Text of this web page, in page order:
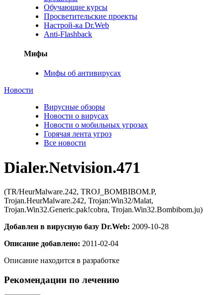
Обучающие курсы
Просветительские проекты
Настрой-ка Dr.Web
Anti-Flashback
Мифы
Мифы об антивирусах
Новости
Вирусные обзоры
Новости о вирусах
Новости о мобильных угрозах
Горячая лента угроз
Все новости
Dialer.Netvision.471
(TR/HeurMalware.242, TROJ_BOMBIBOM.P,
Trojan.HeurMalware.242, Trojan:Win32/Malat,
Trojan.Win32.Generic.pak!cobra, Trojan.Win32.Bombibom.ju)
Добавлен в вирусную базу Dr.Web: 2009-10-28
Описание добавлено: 2011-02-04
Описание находится в разработке
Рекомендации по лечению